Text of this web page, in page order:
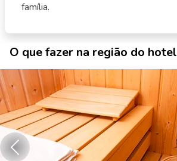
família.
O que fazer na região do hotel
Anterior